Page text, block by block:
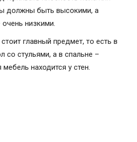
должны быть высокими, а
низкими.
главный предмет, то есть в
со стульями, а в спальне –
находится у стен.